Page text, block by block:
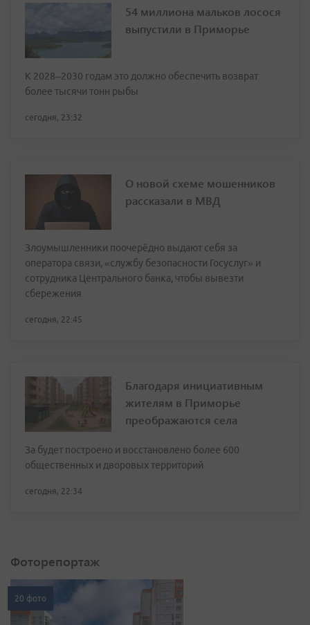
54 миллиона мальков лосося
выпустили в Приморье
К 2028–2030 годам это должно обеспечить возврат
более тысячи тонн рыбы
сегодня, 23:32
О новой схеме мошенников
рассказали в МВД
Злоумышленники поочерёдно выдают себя за
оператора связи, «службу безопасности Госуслуг» и
сотрудника Центрального банка, чтобы вывезти
сбережения
сегодня, 22:45
Благодаря инициативным
жителям в Приморье
преображаются села
За будет построено и восстановлено более 600
общественных и дворовых территорий
сегодня, 22:34
Фоторепортаж
20 фото